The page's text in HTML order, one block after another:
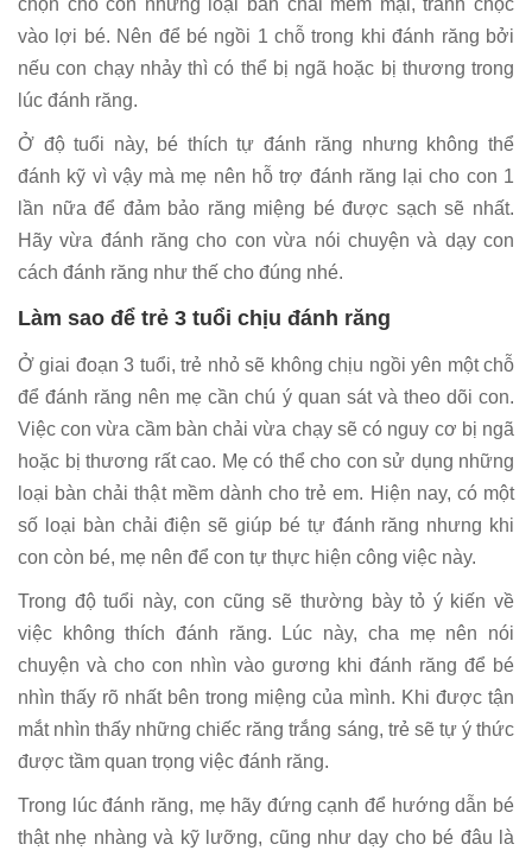
vào lợi bé. Nên để bé ngồi 1 chỗ trong khi đánh răng bởi
nếu con chạy nhảy thì có thể bị ngã hoặc bị thương trong
lúc đánh răng.
Ở độ tuổi này, bé thích tự đánh răng nhưng không thể
đánh kỹ vì vậy mà mẹ nên hỗ trợ đánh răng lại cho con 1
lần nữa để đảm bảo răng miệng bé được sạch sẽ nhất.
Hãy vừa đánh răng cho con vừa nói chuyện và dạy con
cách đánh răng như thế cho đúng nhé.
Làm sao để trẻ 3 tuổi chịu đánh răng
Ở giai đoạn 3 tuổi, trẻ nhỏ sẽ không chịu ngồi yên một chỗ
để đánh răng nên mẹ cần chú ý quan sát và theo dõi con.
Việc con vừa cầm bàn chải vừa chạy sẽ có nguy cơ bị ngã
hoặc bị thương rất cao. Mẹ có thể cho con sử dụng những
loại bàn chải thật mềm dành cho trẻ em. Hiện nay, có một
số loại bàn chải điện sẽ giúp bé tự đánh răng nhưng khi
con còn bé, mẹ nên để con tự thực hiện công việc này.
Trong độ tuổi này, con cũng sẽ thường bày tỏ ý kiến về
việc không thích đánh răng. Lúc này, cha mẹ nên nói
chuyện và cho con nhìn vào gương khi đánh răng để bé
nhìn thấy rõ nhất bên trong miệng của mình. Khi được tận
mắt nhìn thấy những chiếc răng trắng sáng, trẻ sẽ tự ý thức
được tầm quan trọng việc đánh răng.
Trong lúc đánh răng, mẹ hãy đứng cạnh để hướng dẫn bé
thật nhẹ nhàng và kỹ lưỡng, cũng như dạy cho bé đâu là